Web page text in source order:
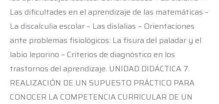
Las dificultades en el aprendizaje de las matemáticas –
La discalculia escolar – Las dislalias – Orientaciones
ante problemas fisiológicos: La fisura del paladar y el
labio leporino – Criterios de diagnóstico en los
trastornos del aprendizaje. UNIDAD DIDÁCTICA 7.
REALIZACIÓN DE UN SUPUESTO PRÁCTICO PARA
CONOCER LA COMPETENCIA CURRICULAR DE UN